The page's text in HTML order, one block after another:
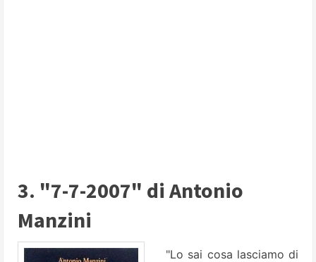
3. "7-7-2007" di Antonio
Manzini
"Lo sai cosa lasciamo di